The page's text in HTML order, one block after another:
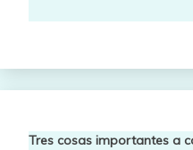
Tres cosas importantes a